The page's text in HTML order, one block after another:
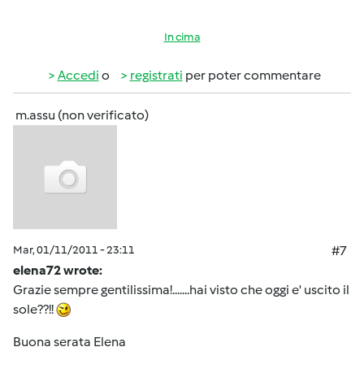
In cima
Accedi o registrati per poter commentare
m.assu (non verificato)
Mar, 01/11/2011 - 23:11
#7
elena72 wrote:
Grazie sempre gentilissima!.......hai visto che oggi e' uscito il
sole??!!
Buona serata Elena